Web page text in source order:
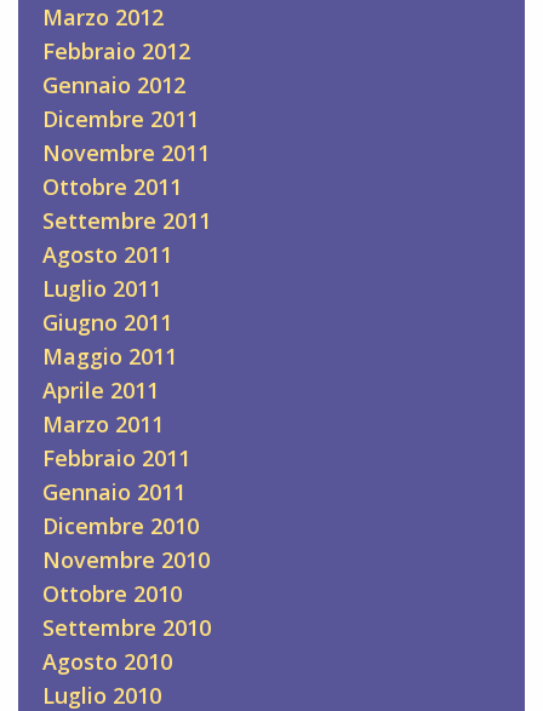
Marzo 2012
Febbraio 2012
Gennaio 2012
Dicembre 2011
Novembre 2011
Ottobre 2011
Settembre 2011
Agosto 2011
Luglio 2011
Giugno 2011
Maggio 2011
Aprile 2011
Marzo 2011
Febbraio 2011
Gennaio 2011
Dicembre 2010
Novembre 2010
Ottobre 2010
Settembre 2010
Agosto 2010
Luglio 2010